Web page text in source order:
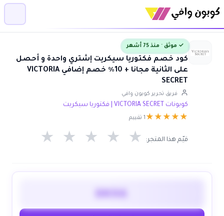
✓ موثق · منذ 75 أشهر
كود خصم فكتوريا سيكريت إشتري واحدة و أحصل
على الثانية مجانا + 10٪ خصم إضافي VICTORIA
SECRET
فريق تحرير كوبون وافي
كوبونات VICTORIA SECRET | فكتوريا سيكريت
★
★
★
★
★ 1 تقييم
قيّم هذا المتجر: ★ ★ ★ ★ ★